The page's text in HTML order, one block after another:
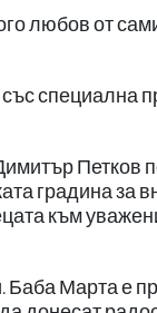
любов от
специална
Петков
градина за
към
Баба Марта е